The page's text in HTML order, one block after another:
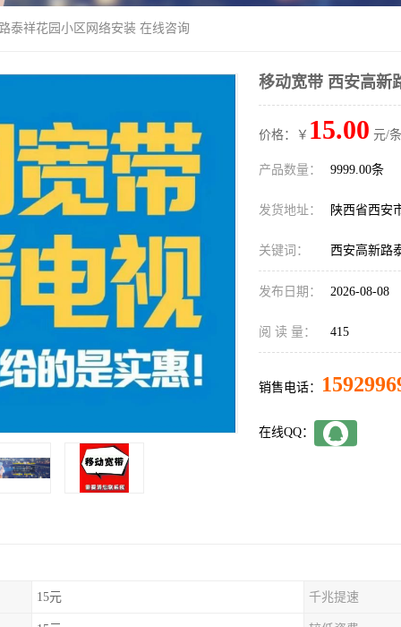
泰祥花园小区网络安装 在线咨询
移动宽带 西安高新
价格：￥ 15.00 元/
产品数量： 9999.00条
发货地址： 陕西省西安
关键词： 西安高新路
发布日期： 2026-08-08
阅 读 量： 415
销售电话：
在线QQ：
15元 千兆提速